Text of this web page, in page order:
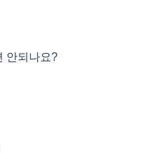
안되나요?